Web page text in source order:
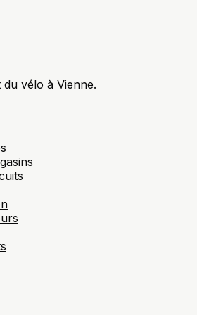
du vélo à Vienne.